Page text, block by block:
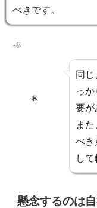
べきです。
私
同
っ
要が
また
べき
し
懸念するのは